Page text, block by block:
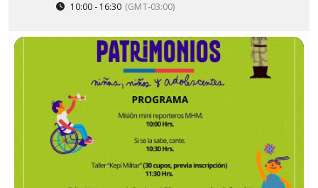
10:00 - 16:30 (GMT-03:00)